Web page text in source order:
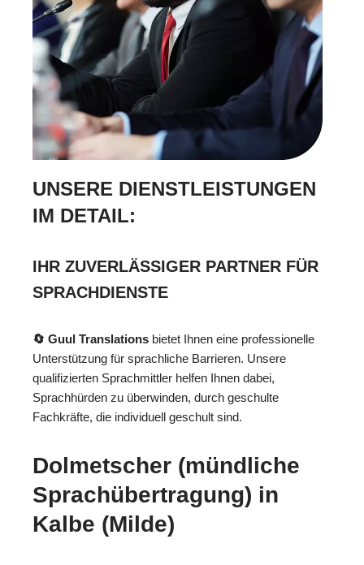
UNSERE DIENSTLEISTUNGEN
IM DETAIL:
IHR ZUVERLÄSSIGER PARTNER FÜR
SPRACHDIENSTE
🔄 Guul Translations bietet Ihnen eine professionelle
Unterstützung für sprachliche Barrieren. Unsere
qualifizierten Sprachmittler helfen Ihnen dabei,
Sprachhürden zu überwinden, durch geschulte
Fachkräfte, die individuell geschult sind.
Dolmetscher (mündliche
Sprachübertragung) in
Kalbe (Milde)